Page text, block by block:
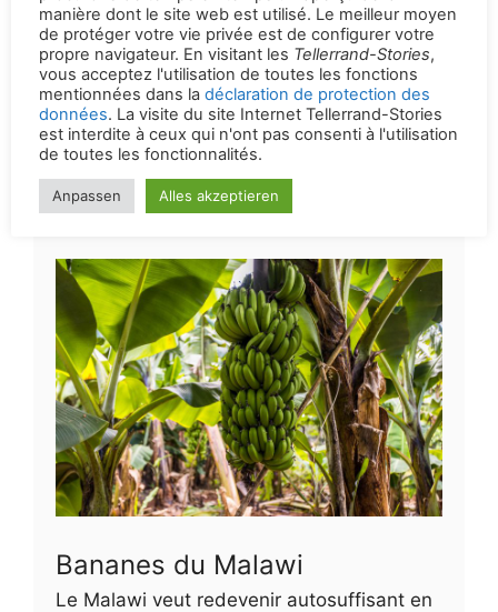
Hôtels particuliers à Lilongwe
Le Malawi, dans le sud-est de l’Afrique, est
encore considéré comme une destination
secrète pour les voyageurs africains. Dès
hébergements particuliers.
Bananes du Malawi
Le Malawi veut redevenir autosuffisant en